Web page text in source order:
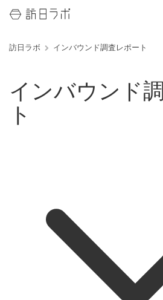
訪日ラボ インバウンド調査レポート
インバウンド
ト